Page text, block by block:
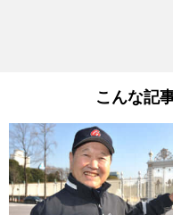
こんな記